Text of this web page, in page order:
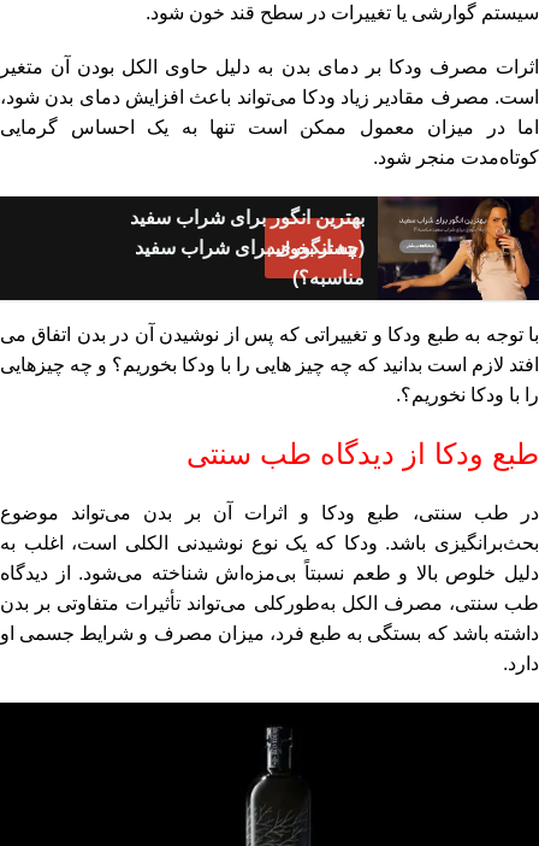
سیستم گوارشی یا تغییرات در سطح قند خون شود.
اثرات مصرف ودکا بر دمای بدن به دلیل حاوی الکل بودن آن متغیر
است. مصرف مقادیر زیاد ودکا می‌تواند باعث افزایش دمای بدن شود،
اما در میزان معمول ممکن است تنها به یک احساس گرمایی
کوتاه‌مدت منجر شود.
بیشتر بخوانید
بهترین انگور برای شراب سفید
(چه انگوری برای شراب سفید
مناسبه؟)
با توجه به طبع ودکا و تغییراتی که پس از نوشیدن آن در بدن اتفاق می
افتد لازم است بدانید که چه چیز هایی را با ودکا بخوریم؟ و چه چیزهایی
را با ودکا نخوریم؟.
طبع ودکا از دیدگاه طب سنتی
در طب سنتی، طبع ودکا و اثرات آن بر بدن می‌تواند موضوع
بحث‌برانگیزی باشد. ودکا که یک نوع نوشیدنی الکلی است، اغلب به
دلیل خلوص بالا و طعم نسبتاً بی‌مزه‌اش شناخته می‌شود. از دیدگاه
طب سنتی، مصرف الکل به‌طورکلی می‌تواند تأثیرات متفاوتی بر بدن
داشته باشد که بستگی به طبع فرد، میزان مصرف و شرایط جسمی او
دارد.